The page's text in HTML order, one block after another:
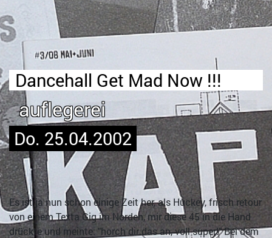
Dancehall Get Mad Now !!!
auflegerei
Do. 25.04.2002
Es ist ja nun schon einige Zeit her, als Huckey, frisch retour
von einem Texta Gig im Norden, mir diese 45 in die Hand
drückte und meinte: "horch dir das an, voll super!" Bei dem